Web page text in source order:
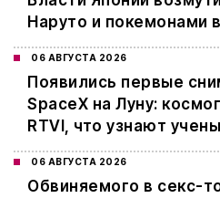
Наруто и покемонами
06 АВГУСТА 2026
Появились первые
SpaceX на Луну:
RTVI, что узнают
06 АВГУСТА 2026
Обвиняемого в секс-